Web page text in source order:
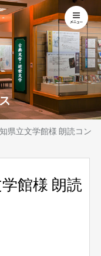
県立文学館様 朗読コン
館様 朗読